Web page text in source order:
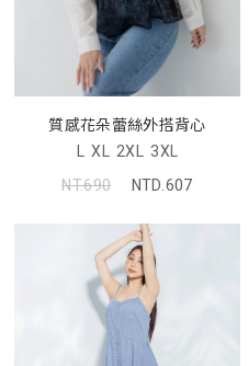
質感花朵蕾絲外搭背心
L XL 2XL 3XL
NT.690
NTD.607